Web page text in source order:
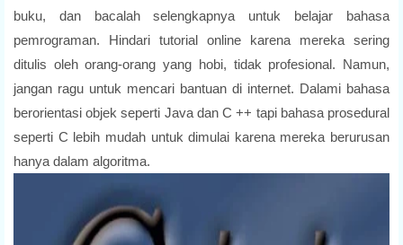
buku, dan bacalah selengkapnya untuk belajar bahasa
pemrograman. Hindari tutorial online karena mereka sering
ditulis oleh orang-orang yang hobi, tidak profesional. Namun,
jangan ragu untuk mencari bantuan di internet. Dalami bahasa
berorientasi objek seperti Java dan C ++ tapi bahasa prosedural
seperti C lebih mudah untuk dimulai karena mereka berurusan
hanya dalam algoritma.